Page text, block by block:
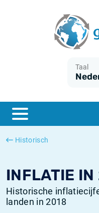
Taal
Historisch
INFLATIE
Historische
landen in 2018
ESTER
SONIA
Wat is CPI inflatie?
Wat is HICP inflatie?
Nederlandse inflatie - CPI
Amerikaanse inflatie - CPI
Euribor historie
SOFR historie
TONAR historie
Inflatiecalculator